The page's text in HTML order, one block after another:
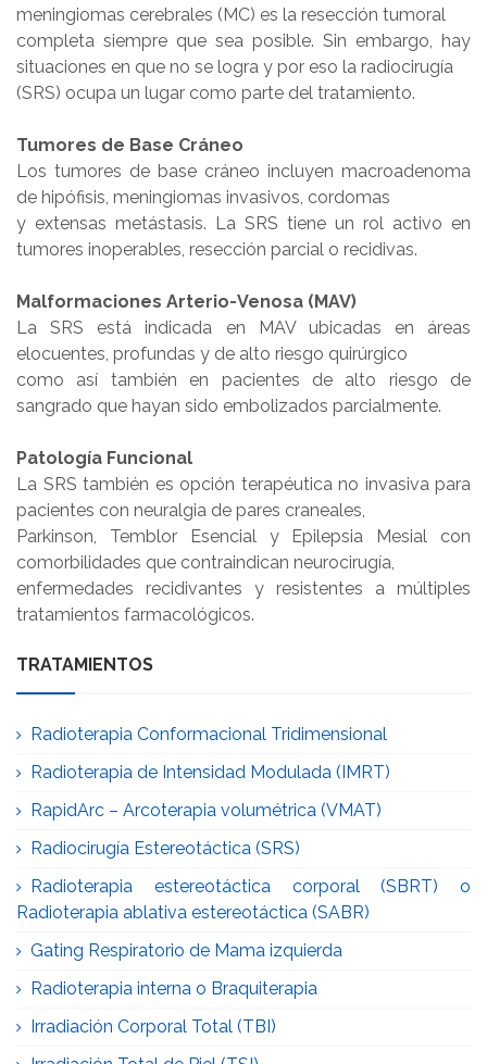
meningiomas cerebrales (MC) es la resección tumoral
completa siempre que sea posible. Sin embargo, hay
situaciones en que no se logra y por eso la radiocirugía
(SRS) ocupa un lugar como parte del tratamiento.
Tumores de Base Cráneo
Los tumores de base cráneo incluyen macroadenoma
de hipófisis, meningiomas invasivos, cordomas
y extensas metástasis. La SRS tiene un rol activo en
tumores inoperables, resección parcial o recidivas.
Malformaciones Arterio-Venosa (MAV)
La SRS está indicada en MAV ubicadas en áreas
elocuentes, profundas y de alto riesgo quirúrgico
como así también en pacientes de alto riesgo de
sangrado que hayan sido embolizados parcialmente.
Patología Funcional
La SRS también es opción terapéutica no invasiva para
pacientes con neuralgia de pares craneales,
Parkinson, Temblor Esencial y Epilepsia Mesial con
comorbilidades que contraindican neurocirugía,
enfermedades recidivantes y resistentes a múltiples
tratamientos farmacológicos.
TRATAMIENTOS
Radioterapia Conformacional Tridimensional
Radioterapia de Intensidad Modulada (IMRT)
RapidArc – Arcoterapia volumétrica (VMAT)
Radiocirugía Estereotáctica (SRS)
Radioterapia estereotáctica corporal (SBRT) o
Radioterapia ablativa estereotáctica (SABR)
Gating Respiratorio de Mama izquierda
Radioterapia interna o Braquiterapia
Irradiación Corporal Total (TBI)